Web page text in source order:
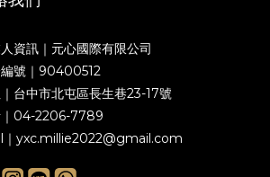
資訊｜元心國際有限公司
號｜90400512
台中市北屯區長生巷23-17號
04-2206-7789
｜yxc.millie2022@gmail.com